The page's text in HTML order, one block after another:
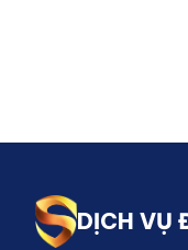
DỊCH VỤ